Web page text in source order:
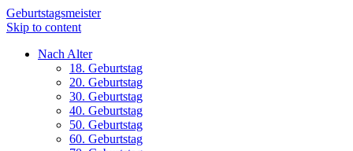
Geburtstagsmeister
Skip to content
Nach Alter
18. Geburtstag
20. Geburtstag
30. Geburtstag
40. Geburtstag
50. Geburtstag
60. Geburtstag